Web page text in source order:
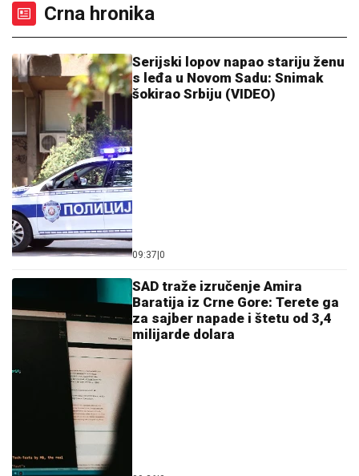
deo bikinija, od oblina se muti um: "Uspostavila
kontakt sa telom" (FOTO)
golman Zvezde doživeo saobraćajku
Šta se dešava sa našim kapitenom?
Evo zašto Bogdanović nije na spisku
reprezentacije!
NINA BADRIĆ SE SLIKA U KUPAĆEM NA STENAMA
Napunila 54 godine i mami poglede na čuvenom
ostrvu (FOTO)
OVDE ĆE VAM U SRED AVGUSTA
TREBATI ĆEBE:
spas od tropskih vrelina, posetite ove
delove Srbije